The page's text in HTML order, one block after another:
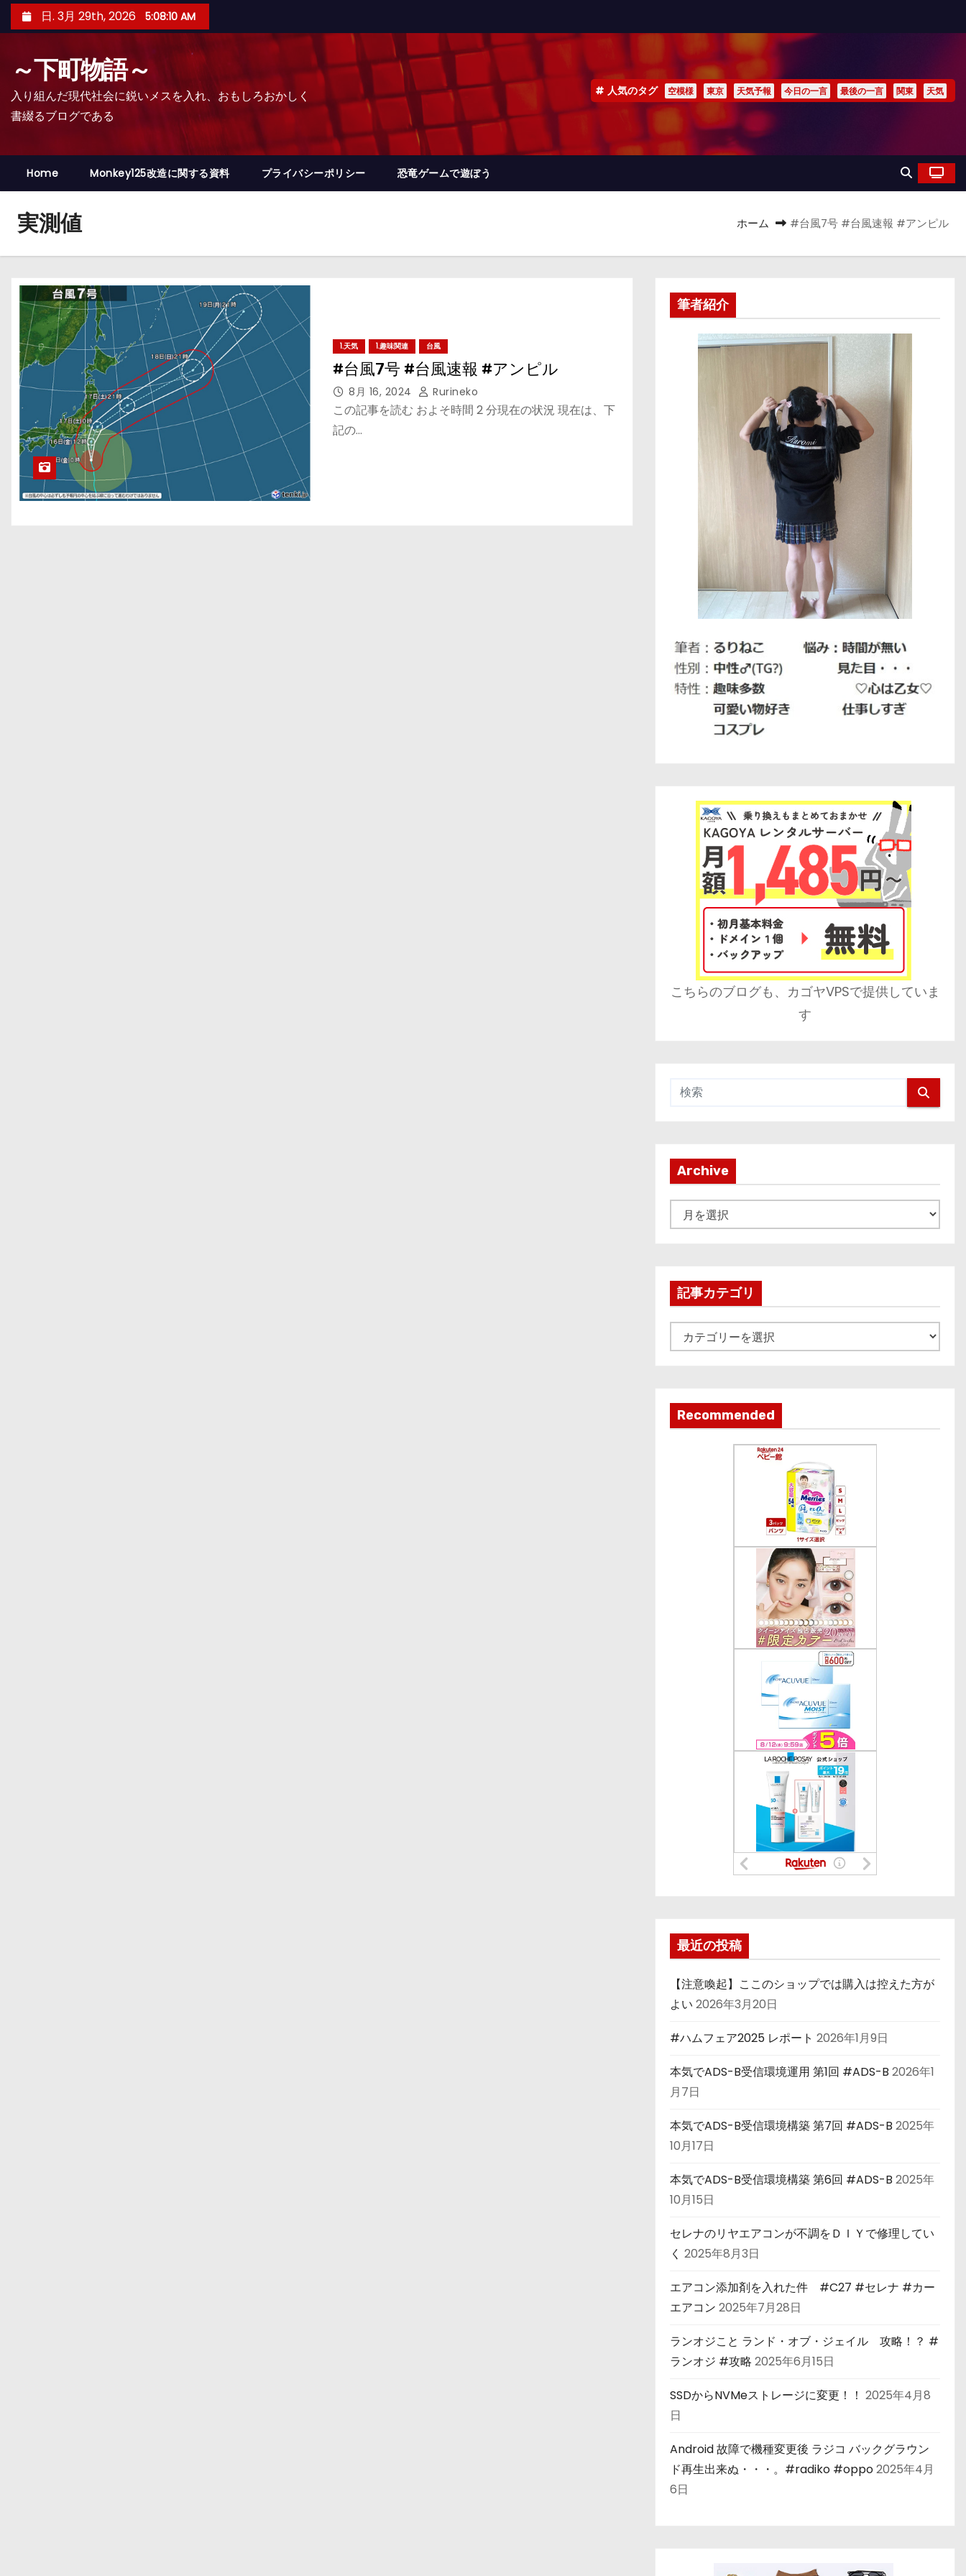
ン
プ
日. 3月 29th, 2026 5:08:11 AM
～下町物語～
入り組んだ現代社会に鋭いメスを入れ、おもしろおかしく
書綴るブログである
人気のタグ 空模様 東京 天気予報 今日の一言 最後の一言 関東 天気
Home Monkey125改造に関する資料 プライバシーポリシー 恐竜ゲームで遊ぼう
実測値 ホーム #台風7号 #台風速報 #アンピル
1.天気 1.趣味関連 台風
#台風7号 #台風速報 #アンピル
8月 16, 2024 Rurineko
この記事を読む およそ時間 2 分現在の状況 現在は、下
記の…
筆者紹介
こちらのブログも、カゴヤVPSで提供していま
す
Archive
r
v
記事カテゴリ
事
ゴ
リ
Recommended
最近の投稿
【注意喚起】ここのショップでは購入は控えた方が
よい 2026年3月20日
#ハムフェア2025 レポート 2026年1月9日
本気でADS-B受信環境運用 第1回 #ADS-B 2026年1
月7日
本気でADS-B受信環境構築 第7回 #ADS-B 2025年
10月17日
本気でADS-B受信環境構築 第6回 #ADS-B 2025年
10月15日
セレナのリヤエアコンが不調をＤＩＹで修理してい
く 2025年8月3日
エアコン添加剤を入れた件 #C27 #セレナ #カー
エアコン 2025年7月28日
ランオジこと ランド・オブ・ジェイル 攻略！？ #
ランオジ #攻略 2025年6月15日
SSDからNVMeストレージに変更！！ 2025年4月8
日
Android 故障で機種変更後 ラジコ バックグラウン
ド再生出来ぬ・・・。#radiko #oppo2025年4月
6日